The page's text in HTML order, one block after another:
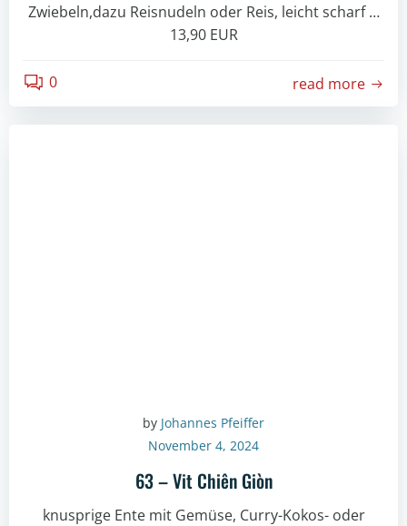
Zwiebeln,dazu Reisnudeln oder Reis, leicht scharf …
13,90 EUR
0 read more
by Johannes Pfeiffer
November 4, 2024
63 – Vit Chiên Giòn
knusprige Ente mit Gemüse, Curry-Kokos- oder